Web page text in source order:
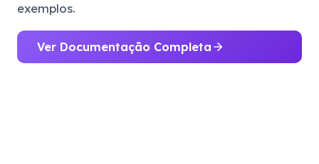
exemplos.
Ver Documentação Completa